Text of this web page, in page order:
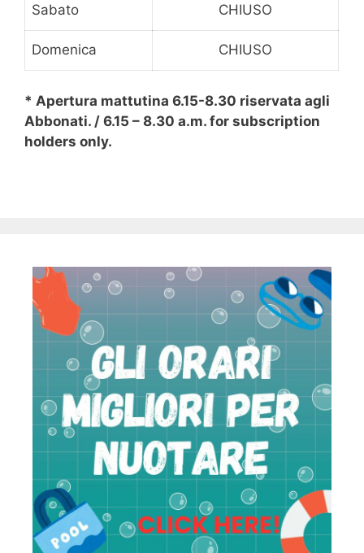
Sabato CHIUSO
Domenica CHIUSO
* Apertura mattutina 6.15-8.30 riservata agli
Abbonati. / 6.15 – 8.30 a.m. for subscription
holders only.